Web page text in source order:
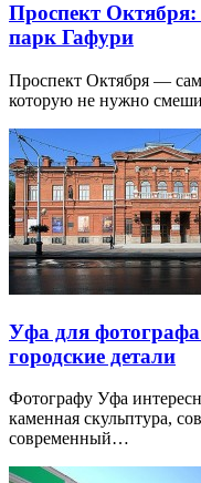
Проспект Октября:
парк Гафури
Проспект Октября —
которую не нужно
Уфа для
городские детали
Фотографу Уфа
каменная скульптура,
современный…